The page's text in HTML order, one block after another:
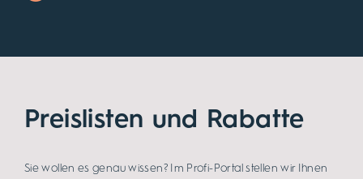
Preislisten und Rabatte
Sie wollen es genau wissen? Im Profi-Portal stellen wir Ihnen